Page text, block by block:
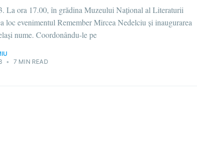
La ora 17.00, în grădina Muzeului Național al Literaturii
loc evenimentul Remember Mircea Nedelciu și inaugurarea
nume. Coordonându-le pe
• 7 MIN READ